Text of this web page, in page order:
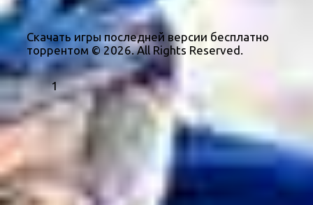
Скачать игры последней версии бесплатно
торрентом © 2026. All Rights Reserved.
1